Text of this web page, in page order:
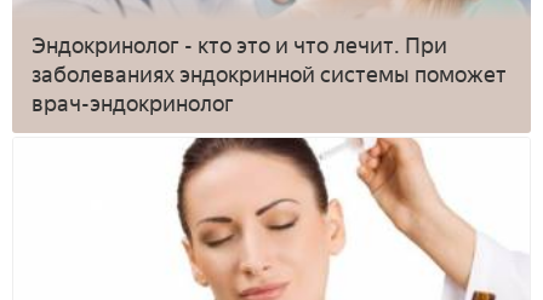
Эндокринолог - кто это и что лечит. При
заболеваниях эндокринной системы поможет
врач-эндокринолог